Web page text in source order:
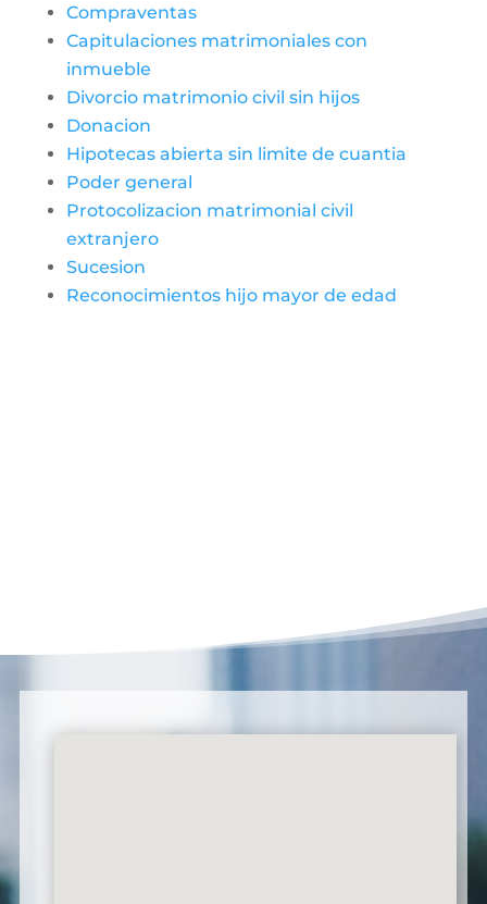
Compraventas
Capitulaciones matrimoniales con
inmueble
Divorcio matrimonio civil sin hijos
Donacion
Hipotecas abierta sin limite de cuantia
Poder general
Protocolizacion matrimonial civil
extranjero
Sucesion
Reconocimientos hijo mayor de edad